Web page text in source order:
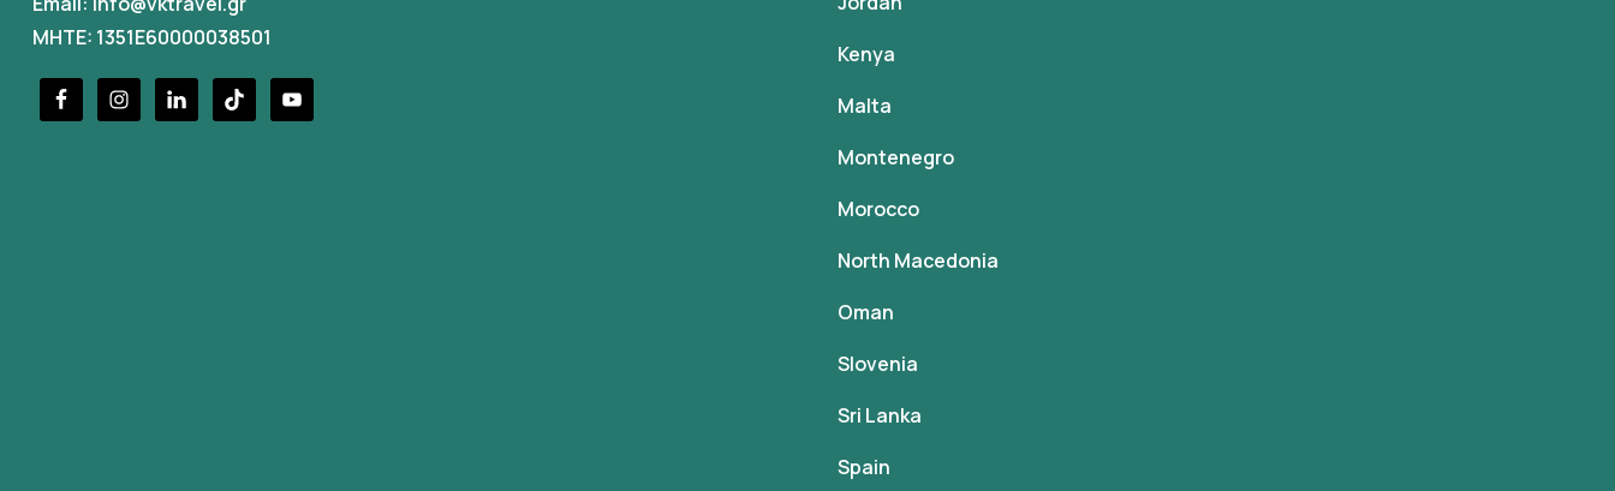
MHTE: 1351E60000038501
Kenya
Malta
Montenegro
Morocco
North Macedonia
Oman
Slovenia
Sri Lanka
Spain